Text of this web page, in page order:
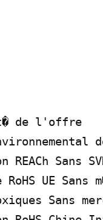
de l'offre
Sans
UE Sans
Sans